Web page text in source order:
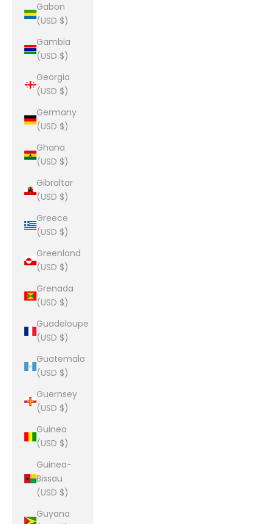
Gabon
(USD $)
Gambia
(USD $)
Georgia
(USD $)
Germany
(USD $)
Ghana
(USD $)
Gibraltar
(USD $)
Greece
(USD $)
Greenland
(USD $)
Grenada
(USD $)
Guadeloupe
(USD $)
Guatemala
(USD $)
Guernsey
(USD $)
Guinea
(USD $)
Guinea-
Bissau
(USD $)
Guyana